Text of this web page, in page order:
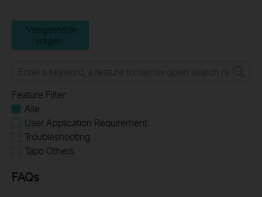
Veelgestelde
vragen
Feature Filter:
Alle
User Application Requirement
Troubleshooting
Tapo Others
FAQs